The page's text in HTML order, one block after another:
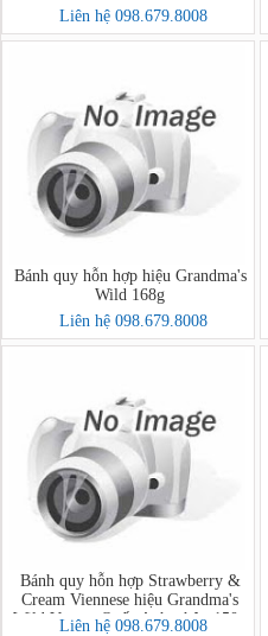
Liên hệ 098.679.8008
Bánh quy hỗn hợp hiệu Grandma's
Wild 168g
Liên hệ 098.679.8008
Bánh quy hỗn hợp Strawberry &
Cream Viennese hiệu Grandma's
Wild Vương Quốc Anh - hộp 150g
Liên hệ 098.679.8008